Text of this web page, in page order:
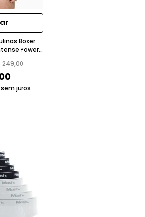
Boxer
Power
- Preto
249,00
sem juros